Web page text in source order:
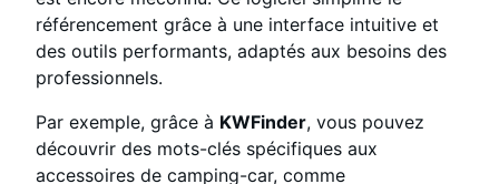
référencement grâce à une interface intuitive et
des outils performants, adaptés aux besoins des
professionnels.
Par exemple, grâce à KWFinder, vous pouvez
découvrir des mots-clés spécifiques aux
accessoires de camping-car, comme